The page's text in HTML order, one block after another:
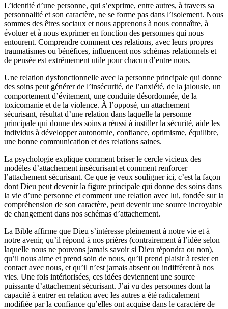
L’identité d’une personne, qui s’exprime, entre autres, à travers sa
personnalité et son caractère, ne se forme pas dans l’isolement. Nous
sommes des êtres sociaux et nous apprenons à nous connaître, à
évoluer et à nous exprimer en fonction des personnes qui nous
entourent. Comprendre comment ces relations, avec leurs propres
traumatismes ou bénéfices, influencent nos schémas relationnels et
de pensée est extrêmement utile pour chacun d’entre nous.
Une relation dysfonctionnelle avec la personne principale qui donne
des soins peut générer de l’insécurité, de l’anxiété, de la jalousie, un
comportement d’évitement, une conduite désordonnée, de la
toxicomanie et de la violence. À l’opposé, un attachement
sécurisant, résultat d’une relation dans laquelle la personne
principale qui donne des soins a réussi à instiller la sécurité, aide les
individus à développer autonomie, confiance, optimisme, équilibre,
une bonne communication et des relations saines.
La psychologie explique comment briser le cercle vicieux des
modèles d’attachement insécurisant et comment renforcer
l’attachement sécurisant. Ce que je veux souligner ici, c’est la façon
dont Dieu peut devenir la figure principale qui donne des soins dans
la vie d’une personne et comment une relation avec lui, fondée sur la
compréhension de son caractère, peut devenir une source incroyable
de changement dans nos schémas d’attachement.
La Bible affirme que Dieu s’intéresse pleinement à notre vie et à
notre avenir, qu’il répond à nos prières (contrairement à l’idée selon
laquelle nous ne pouvons jamais savoir si Dieu répondra ou non),
qu’il nous aime et prend soin de nous, qu’il prend plaisir à rester en
contact avec nous, et qu’il n’est jamais absent ou indifférent à nos
vies. Une fois intériorisées, ces idées deviennent une source
puissante d’attachement sécurisant. J’ai vu des personnes dont la
capacité à entrer en relation avec les autres a été radicalement
modifiée par la confiance qu’elles ont acquise dans le caractère de